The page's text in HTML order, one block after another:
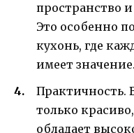
пространство и
Это особенно
кухонь, где
имеет значение.
Практичность.
только
обладает